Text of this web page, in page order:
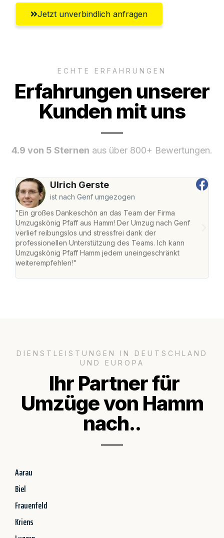
Jetzt unverbindlich anfragen
ECHTE ERFAHRUNGEN
Erfahrungen unserer
Kunden mit uns
4.9 von 5 Sternen aus über 800+ Bewertungen.
Ulrich Gerste
ist nach Genf umgezogen
"Ein großes Dankeschön an das Team der Firma
Umzugskönig Pfaff aus Hamm! Der Umzug nach Genf
verlief reibungslos und stressfrei dank der
professionellen Unterstützung des Teams. Ich kann
Umzugskönig Pfaff Hamm jedem uneingeschränkt
weiterempfehlen!"
DIENSTLEISTUNGEN IN DEUTSCHLAND
UND EUROPA
Ihr Partner für
Umzüge von Hamm
nach..
Aarau
Biel
Frauenfeld
Kriens